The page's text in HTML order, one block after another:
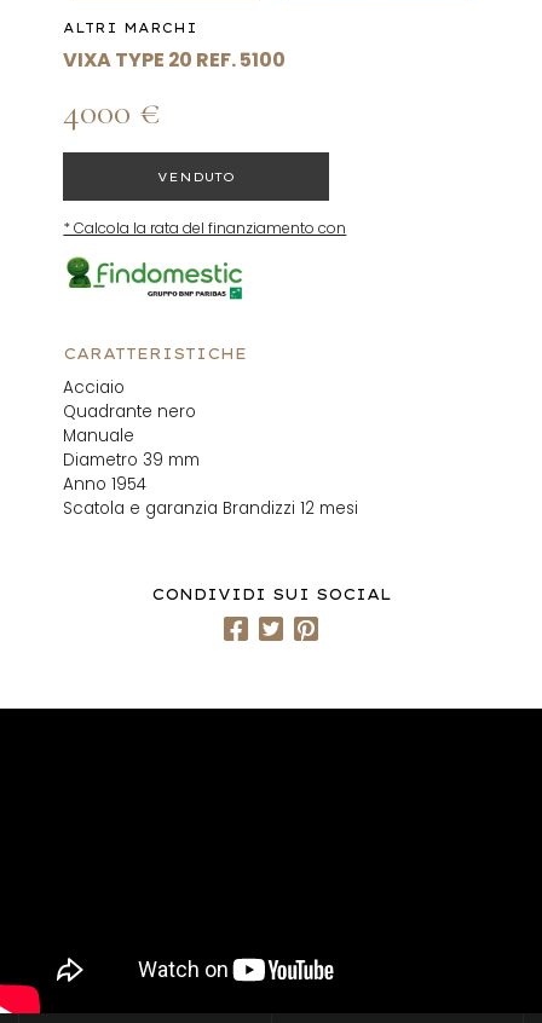
ALTRI MARCHI
VIXA TYPE 20 REF. 5100
4000 €
VENDUTO
* Calcola la rata del finanziamento con
CARATTERISTICHE
Acciaio
Quadrante nero
Manuale
Diametro 39 mm
Anno 1954
Scatola e garanzia Brandizzi 12 mesi
CONDIVIDI SUI SOCIAL